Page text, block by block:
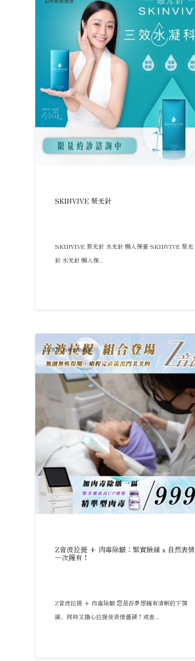
SKINVIVE 聚光針
SKINVIVE 聚光針 水光針 懶人保養 SKINVIVE 聚光
針 水光針 懶人保...
NEWS,診所最新優惠
Z音波拉提 + 肉毒除皺：緊實臉線 x 自然表情
一次擁有！
Z音波拉提 + 肉毒除皺 您是否夢想擁有清晰的下顎
線，同時又擔心拉提後表情僵硬？或者...